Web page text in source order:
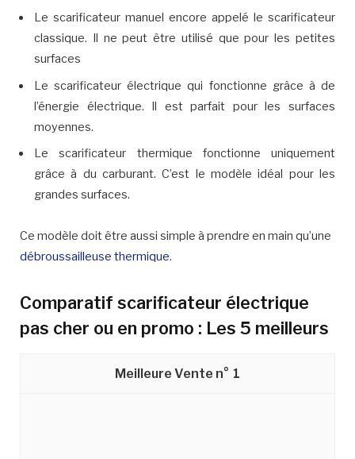
Le scarificateur manuel encore appelé le scarificateur
classique. Il ne peut être utilisé que pour les petites
surfaces
Le scarificateur électrique qui fonctionne grâce à de
l’énergie électrique. Il est parfait pour les surfaces
moyennes.
Le scarificateur thermique fonctionne uniquement
grâce à du carburant. C’est le modèle idéal pour les
grandes surfaces.
Ce modèle doit être aussi simple à prendre en main qu’une
débroussailleuse thermique.
Comparatif scarificateur électrique
pas cher ou en promo : Les 5 meilleurs
1